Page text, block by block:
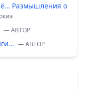
Размышления о
— ABTOP
— ABTOP